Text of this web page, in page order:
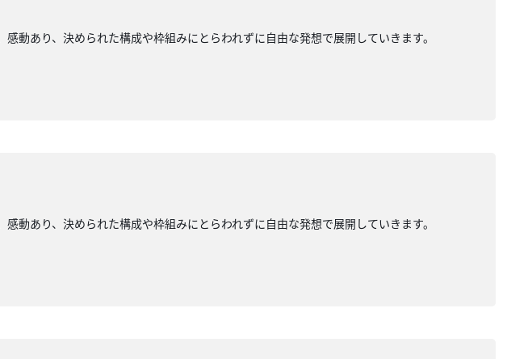
動あり、決められた構成や枠組みにとらわれずに自由な発想で展開していきます。
動あり、決められた構成や枠組みにとらわれずに自由な発想で展開していきます。